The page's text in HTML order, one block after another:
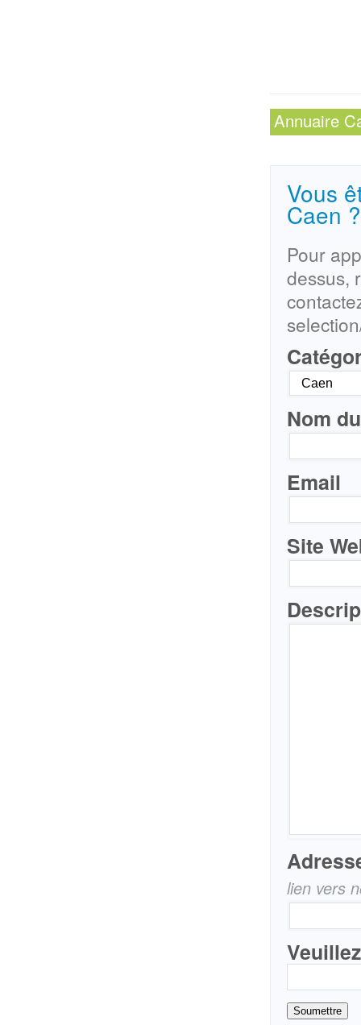
Annuaire
Vous
Caen ?
Pour
dessus,
Nom
Email
Site
lien vers